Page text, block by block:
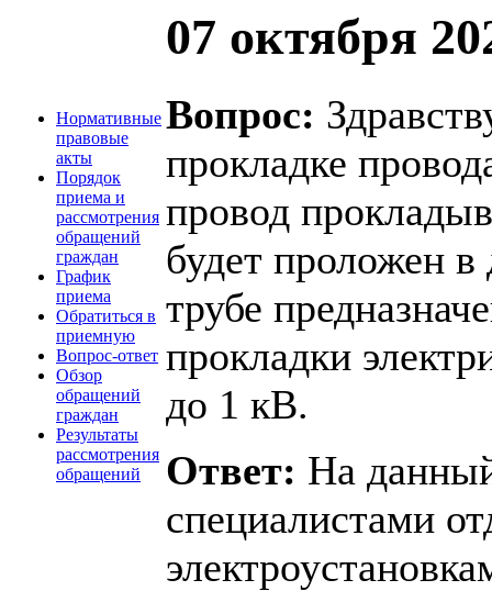
Нормативные
правовые
акты
Порядок
приема и
рассмотрения
обращений
граждан
График
приема
Обратиться в
приемную
Вопрос-ответ
Обзор
обращений
граждан
Результаты
рассмотрения
обращений
07 октября
Вопрос:
прокладке
провод
будет проложен
трубе
прокладки
до 1 кВ.
Ответ: На
специалистами